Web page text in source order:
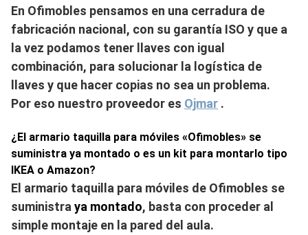
En Ofimobles pensamos en una cerradura de
fabricación nacional, con su garantía ISO y que a
la vez podamos tener llaves con igual
combinación, para solucionar la logística de
llaves y que hacer copias no sea un problema.
Por eso nuestro proveedor es Ojmar .
¿El armario taquilla para móviles «Ofimobles» se
suministra ya montado o es un kit para montarlo tipo
IKEA o Amazon?
El armario taquilla para móviles de Ofimobles se
suministra ya montado, basta con proceder al
simple montaje en la pared del aula.